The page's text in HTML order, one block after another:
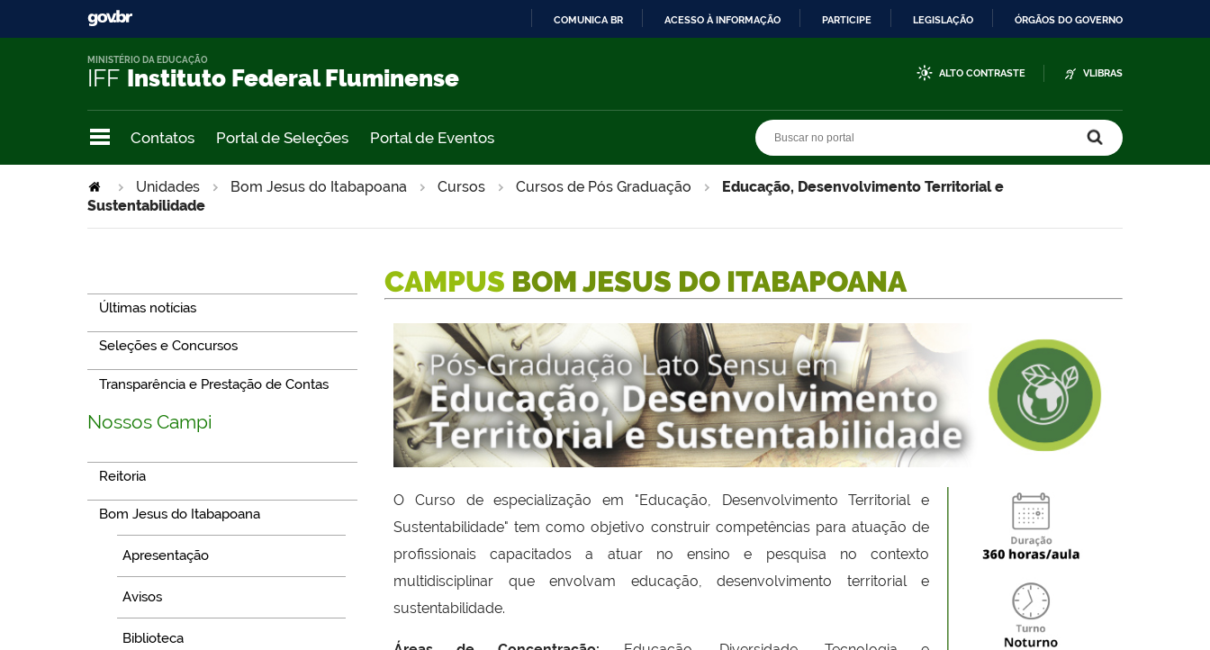
COMUNICA BR ACESSO À INFORMAÇÃO PARTICIPE LEGISLAÇÃO ÓRGÃOS DO GOVERNO
IFF Instituto Federal Fluminense
MINISTÉRIO DA EDUCAÇÃO
ALTO CONTRASTE VLIBRAS
Contatos Portal de Seleções Portal de Eventos
Unidades Bom Jesus do Itabapoana Cursos Cursos de Pós Graduação
Educação, Desenvolvimento Territorial e
Sustentabilidade
Últimas notícias
Seleções e Concursos
Transparência e Prestação de Contas
Nossos Campi
Reitoria
Bom Jesus do Itabapoana
Apresentação
Avisos
Biblioteca
CAMPUS BOM JESUS DO ITABAPOANA
O Curso de especialização em "Educação, Desenvolvimento Territorial e
Sustentabilidade" tem como objetivo construir competências para atuação de
profissionais capacitados a atuar no ensino e pesquisa no contexto
multidisciplinar que envolvam educação, desenvolvimento territorial e
sustentabilidade.